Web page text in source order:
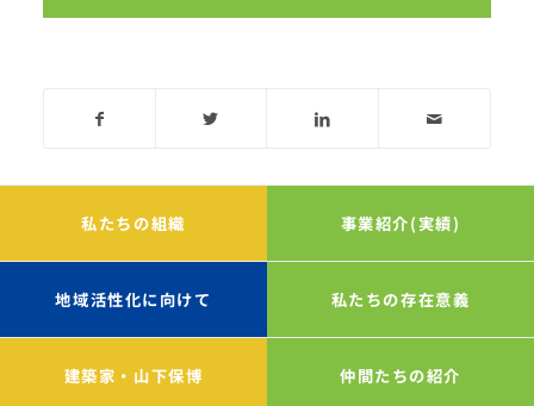
私たちの組織 事業紹介(実績)
地域活性化に向けて 私たちの存在意義
建築家・山下保博 仲間たちの紹介